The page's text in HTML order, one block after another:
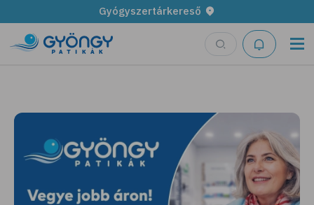
Gyógyszertárkereső
Legyen fűszerkertünk!